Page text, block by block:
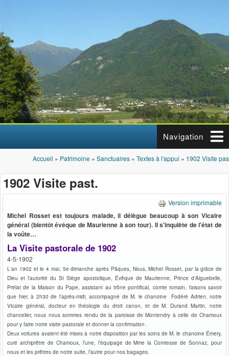
Navigation
Vous êtes ici
Accueil » Patrimoine » Sanctuaires » Textes à l'appui » 1902 Visite
1902 Visite past.
Version imprimable
Michel Rosset est toujours malade, il délègue beaucoup à son Vicaire
général (bientôt évêque de Maurienne à son tour). Il s'inquiète de l'état de
la voûte…
La Visite pastorale de 1902
4-5-1902
L'an 1902 et le 4 mai, 5e dimanche après Pâques, Nous, Michel Rosset, par la grâce de
Dieu et l’autorité du St Siège apostolique, Évêque de Maurienne, Prince d'Aiguebelle,
Prélat de la Maison du Pape, assistant au trône pontifical, comte romain, faisons savoir
que hier, à 2h30 de l’après-midi, accompagné de M. le chanoine Fodéré Adrien, notre
Vicaire général, docteur en théologie du droit canon, et de M. Durand Martin, notre
chancelier, nous nous sommes rendu de la paroisse de Montendry à celle de Chamoux
pour y faire notre visite pastorale et donner la confirmation .
Deux voitures avaient été mises à notre disposition par les soins de M. le chanoine Émery,
curé archiprêtre de Chamoux, l’une, l’équipage de Mme la Comtesse de Sonnaz, pour
nous et les prêtres de notre suite, l’autre pour nos bagages.